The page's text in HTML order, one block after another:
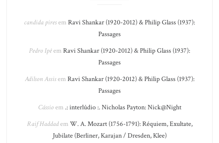
candida piresem Ravi Shankar (1920-2012) & Philip Glass (1937):
Passages
Pedro Ipêem Ravi Shankar (1920-2012) & Philip Glass (1937):
Passages
Adilson Assisem Ravi Shankar (1920-2012) & Philip Glass (1937):
Passages
Cássioem .: interlúdio :. Nicholas Payton: Nick@Night
Raif Haddadem W. A. Mozart (1756-1791): Réquiem, Exultate,
Jubilate (Berliner, Karajan / Dresden, Klee)